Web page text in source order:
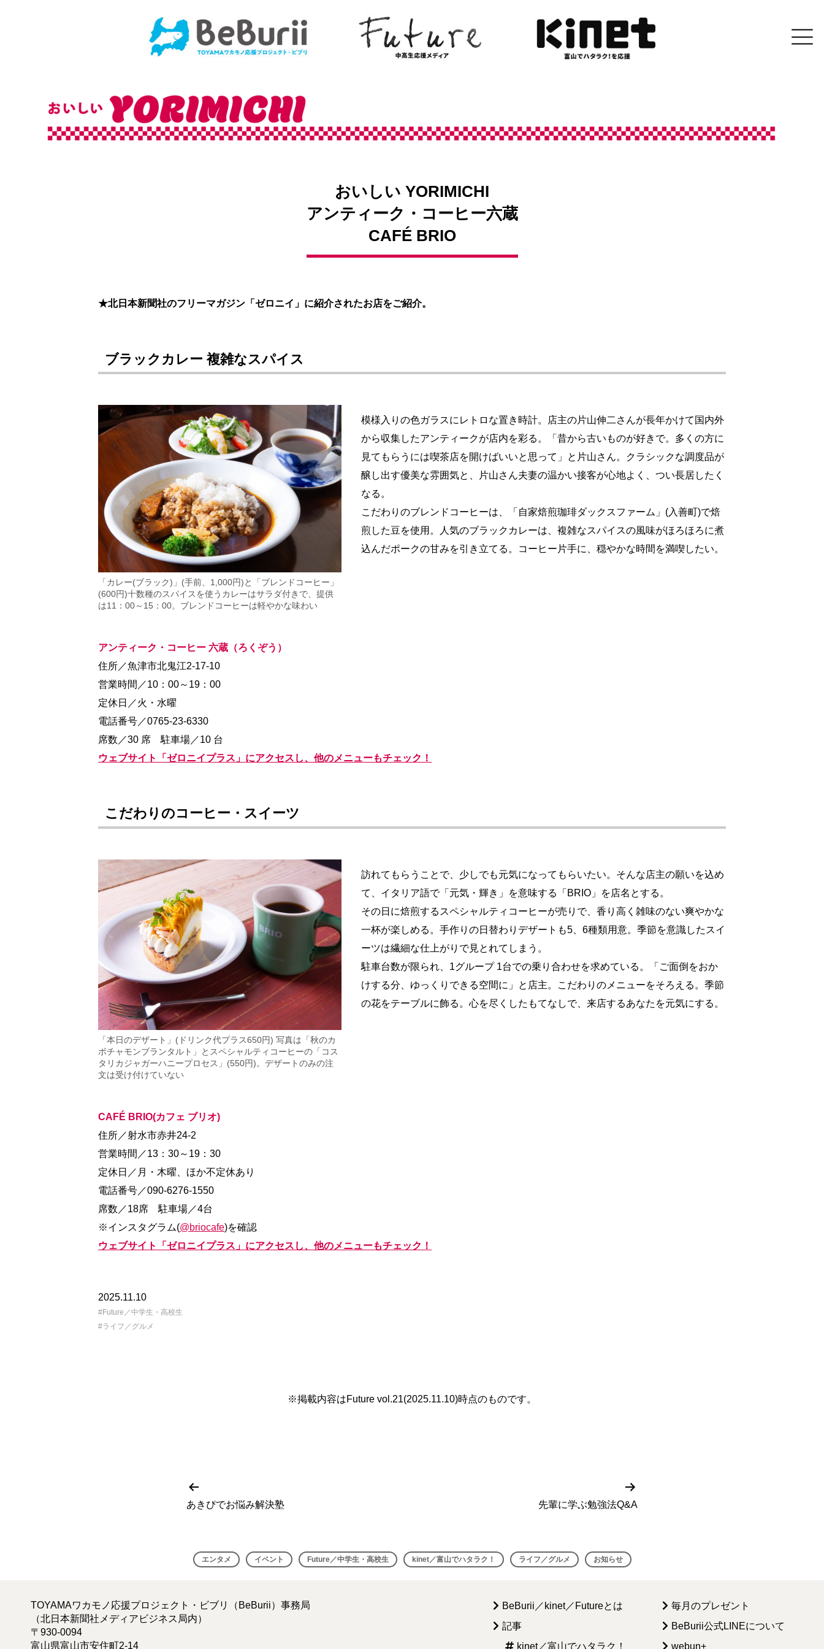
おいしい YORIMICHI
アンティーク・コーヒー六蔵
CAFÉ BRIO
★北日本新聞社のフリーマガジン「ゼロニイ」に紹介されたお店をご紹介。
ブラックカレー 複雑なスパイス
「カレー(ブラック)」(手前、1,000円)と「ブレンドコーヒー」
(600円)十数種のスパイスを使うカレーはサラダ付きで、提供
は11：00～15：00。ブレンドコーヒーは軽やかな味わい
模様入りの色ガラスにレトロな置き時計。店主の片山伸二さんが長年かけて国内外
から収集したアンティークが店内を彩る。「昔から古いものが好きで。多くの方に
見てもらうには喫茶店を開けばいいと思って」と片山さん。クラシックな調度品が
醸し出す優美な雰囲気と、片山さん夫妻の温かい接客が心地よく、つい長居したく
なる。
こだわりのブレンドコーヒーは、「自家焙煎珈琲ダックスファーム」(入善町)で焙
煎した豆を使用。人気のブラックカレーは、複雑なスパイスの風味がほろほろに煮
込んだポークの甘みを引き立てる。コーヒー片手に、穏やかな時間を満喫したい。
アンティーク・コーヒー 六蔵（ろくぞう）
住所／魚津市北鬼江2-17-10
営業時間／10：00～19：00
定休日／火・水曜
電話番号／0765-23-6330
席数／30 席 駐車場／10 台
ウェブサイト「ゼロニイプラス」にアクセスし、他のメニューもチェック！
こだわりのコーヒー・スイーツ
「本日のデザート」(ドリンク代プラス650円) 写真は「秋のカ
ボチャモンブランタルト」とスペシャルティコーヒーの「コス
タリカジャガーハニープロセス」(550円)。デザートのみの注
文は受け付けていない
訪れてもらうことで、少しでも元気になってもらいたい。そんな店主の願いを込め
て、イタリア語で「元気・輝き」を意味する「BRIO」を店名とする。
その日に焙煎するスペシャルティコーヒーが売りで、香り高く雑味のない爽やかな
一杯が楽しめる。手作りの日替わりデザートも5、6種類用意。季節を意識したスイ
ーツは繊細な仕上がりで見とれてしまう。
駐車台数が限られ、1グループ 1台での乗り合わせを求めている。「ご面倒をおか
けする分、ゆっくりできる空間に」と店主。こだわりのメニューをそろえる。季節
の花をテーブルに飾る。心を尽くしたもてなしで、来店するあなたを元気にする。
CAFÉ BRIO(カフェ ブリオ)
住所／射水市赤井24-2
営業時間／13：30～19：30
定休日／月・木曜、ほか不定休あり
電話番号／090-6276-1550
席数／18席 駐車場／4台
※インスタグラム(@briocafe)を確認
ウェブサイト「ゼロニイプラス」にアクセスし、他のメニューもチェック！
2025.11.10
Future／中学生・高校生
ライフ／グルメ
※掲載内容はFuture vol.21(2025.11.10)時点のものです。
投
ゲ
ー
の
投
あきぴでお悩み解決塾
次
の
投
先輩に学ぶ勉強法Q&A
エンタメ イベント Future／中学生・高校生 kinet／富山でハタラク！ ライフ／グルメ お知らせ
TOYAMAワカモノ応援プロジェクト・ビブリ（BeBurii）事務局
（北日本新聞社メディアビジネス局内）
〒930-0094
富山県富山市安住町2-14
BeBurii／kinet／Futureとは
記事
kinet／富山でハタラク！
毎月のプレゼント
BeBurii公式LINEについて
webun+